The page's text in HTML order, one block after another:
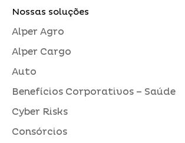
Nossas soluções
Alper Agro
Alper Cargo
Auto
Benefícios Corporativos – Saúde
Cyber Risks
Consórcios